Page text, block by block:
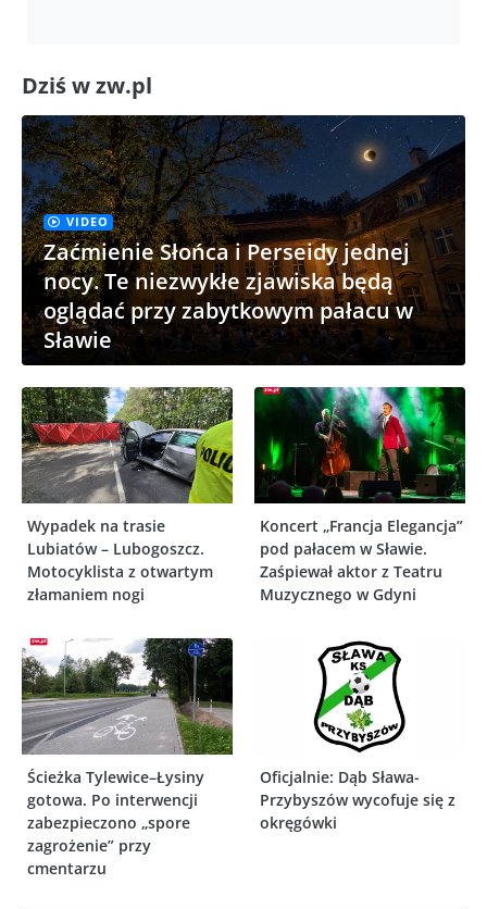
Dziś w zw.pl
VIDEO
Zaćmienie Słońca i Perseidy jednej
nocy. Te niezwykłe zjawiska będą
oglądać przy zabytkowym pałacu w
Sławie
Wypadek na trasie
Lubiatów – Lubogoszcz.
Motocyklista z otwartym
złamaniem nogi
Koncert „Francja Elegancja”
pod pałacem w Sławie.
Zaśpiewał aktor z Teatru
Muzycznego w Gdyni
Ścieżka Tylewice–Łysiny
gotowa. Po interwencji
zabezpieczono „spore
zagrożenie” przy
cmentarzu
Oficjalnie: Dąb Sława-
Przybyszów wycofuje się z
okręgówki